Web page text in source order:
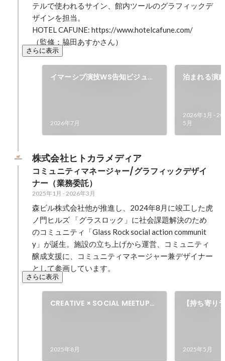
テルで使われるサイン、館内ツールのグラフィックデ
ザインを担当。
HOTEL CAFUNE: https://www.hotelcafune.com/
（監修：脇田あすかさん）
さらに表示
イマーシブ演技WS告知ビジュア
2026年7月
泊まれる演
2026年1月 -
5月
株式会社ヒトカラメディア
コミュニティマネージャー/グラフィックデザイ
ナー（業務委託）
2025年1月 - 2026年3月
森ビル株式会社他が推進し、2024年8月に竣工した虎
ノ門ヒルズ 「グラスロック」に社会課題解決のため
のコミュニティ「Glass Rock social action communit
y」が誕生。施設の立ち上げから運営、コミュニティ
醸成支援に、コミュニティマネージャー兼デザイナー
として参画しています。
さらに表示
CREATIVE × SOCIAL MEETUP
2025年8月
【持ち寄り
2025年5月